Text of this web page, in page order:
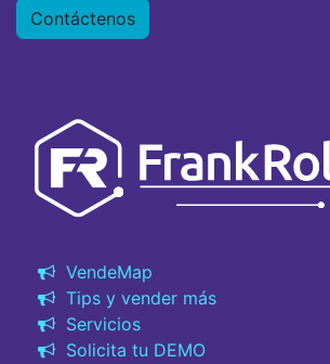
Contáctenos
VendeMap
Tips y vender más
Servicios
Solicita tu DEMO